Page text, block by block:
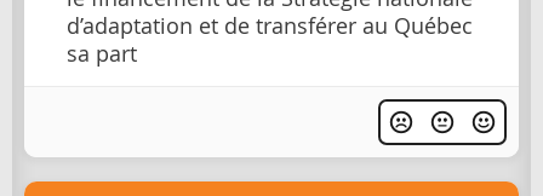
d’adaptation et de transférer au Québec
sa part